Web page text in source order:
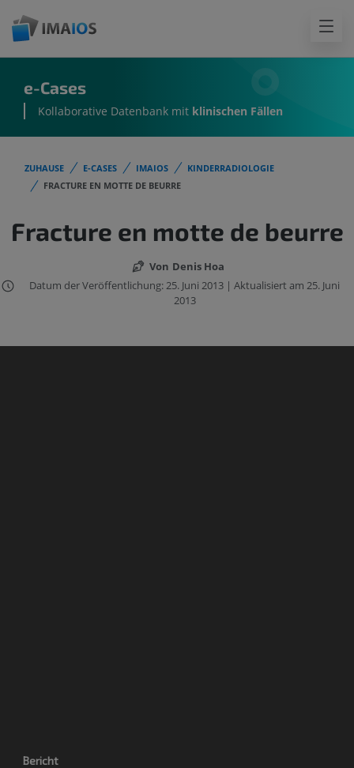
e-Cases
Kollaborative Datenbank mit klinischen Fällen
ZUHAUSE E-CASES IMAIOS
KINDERRADIOLOGIE
FRACTURE EN MOTTE DE BEURRE
Fracture en motte de beurre
Von Denis Hoa
Datum der Veröffentlichung: 25. Juni 2013 | Aktualisiert am 25. Juni
2013
Bericht